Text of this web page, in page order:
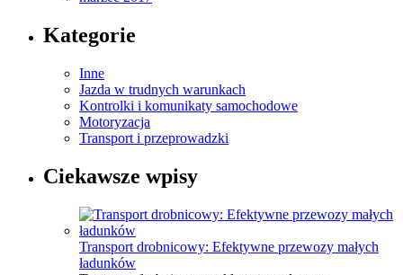
Kategorie
Inne
Jazda w trudnych warunkach
Kontrolki i komunikaty samochodowe
Motoryzacja
Transport i przeprowadzki
Ciekawsze wpisy
Transport drobnicowy: Efektywne przewozy małych
ładunków